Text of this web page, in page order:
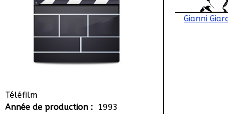
Téléfilm
Année de production : 1993
Gianni